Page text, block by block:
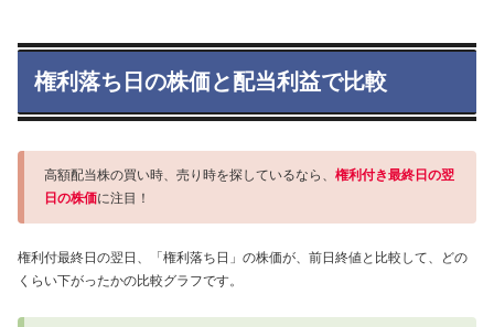
権利落ち日の株価と配当利益で比較
高額配当株の買い時、売り時を探しているなら、 権利付き最終日の翌
日の株価に注目！
権利付最終日の翌日、「権利落ち日」の株価が、前日終値と比較して、どの
くらい下がったかの比較グラフです。